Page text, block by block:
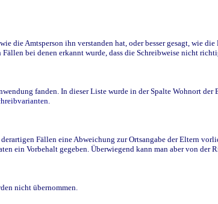
Amtsperson ihn verstanden hat, oder besser gesagt, wie die
bei denen erkannt wurde, dass die Schreibweise nicht
fanden. In dieser Liste wurde in der Spalte Wohnort der
Fällen eine Abweichung zur Ortsangabe der Eltern
ein Vorbehalt gegeben. Überwiegend kann man aber von der
nicht übernommen.